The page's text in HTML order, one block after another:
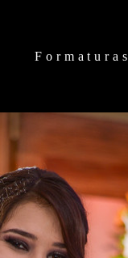
Formaturas